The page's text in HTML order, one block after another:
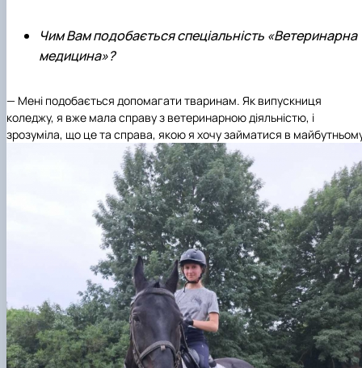
Чим Вам подобається спеціальність «Ветеринарна
медицина»?
— Мені подобається допомагати тваринам. Як випускниця
коледжу, я вже мала справу з ветеринарною діяльністю, і
зрозуміла, що це та справа, якою я хочу займатися в